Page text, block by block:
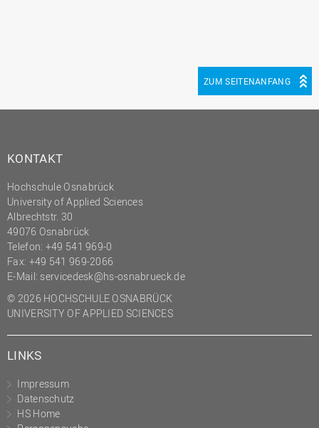
ZUM SEITENANFANG
KONTAKT
Hochschule Osnabrück
University of Applied Sciences
Albrechtstr. 30
49076 Osnabrück
Telefon: +49 541 969-0
Fax: +49 541 969-2066
E-Mail: servicedesk@hs-osnabrueck.de
© 2026 HOCHSCHULE OSNABRÜCK
UNIVERSITY OF APPLIED SCIENCES
LINKS
Impressum
Datenschutz
HS Home